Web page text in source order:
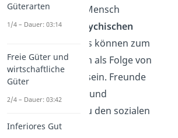
befriedigt, kann der Mensch
körperlichen oder psychischen
erleiden. Das können zum
Beispiel Depressionen als Folge von
fehlenden Freunden sein. Freunde
zählen neben Familie und
Beziehungspartner zu den sozialen
Bedürfnissen.
Güterarten
1/4 – Dauer: 03:14
Freie Güter und
wirtschaftliche
Güter
2/4 – Dauer: 03:42
Inferiores Gut